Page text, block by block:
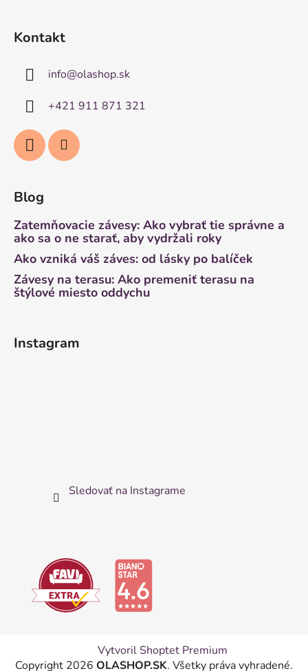
Kontakt
info@olashop.sk
+421 911 871 321
Blog
Zatemňovacie závesy: Ako vybrať tie správne a
ako sa o ne starať, aby vydržali roky
Ako vzniká váš záves: od lásky po balíček
Závesy na terasu: Ako premeniť terasu na
štýlové miesto oddychu
Instagram
Sledovať na Instagrame
Vytvoril Shoptet Premium
Copyright 2026 OLASHOP.SK. Všetky práva vyhradené.